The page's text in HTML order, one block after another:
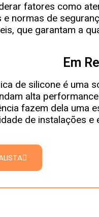
fatores como
e normas de
que garantam a
Em
de silicone é uma
alta
fazem dela uma
de instalações